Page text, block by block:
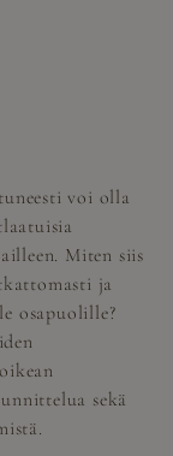
voi olla
Miten siis
ja
osapuolille?
sekä